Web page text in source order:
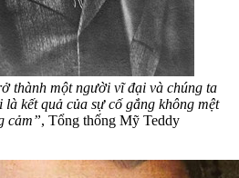
thành một người vĩ đại và chúng ta
kết quả của sự cố gắng không mệt
cảm”, Tổng thống Mỹ Teddy